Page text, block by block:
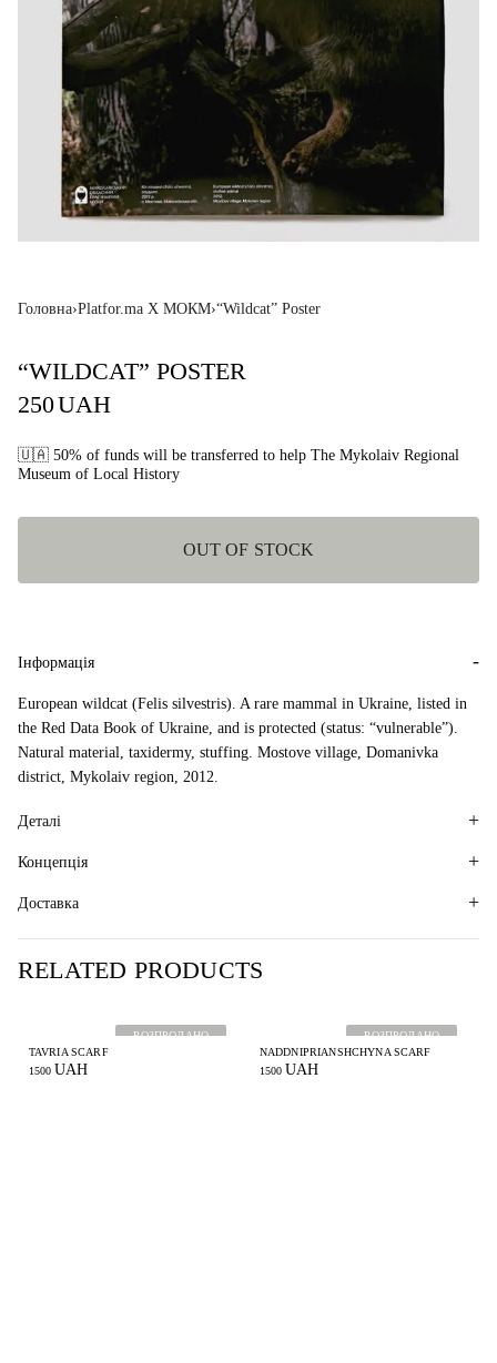
Головна›Platfor.ma X МОКМ›“Wildcat” Poster
“WILDCAT” POSTER
250UAH
🇺🇦 50% of funds will be transferred to help The Mykolaiv Regional
Museum of Local History
OUT OF STOCK
Інформація
European wildcat (Felis silvestris). A rare mammal in Ukraine, listed in
the Red Data Book of Ukraine, and is protected (status: “vulnerable”).
Natural material, taxidermy, stuffing. Mostove village, Domanivka
district, Mykolaiv region, 2012.
Деталі
Концепція
Доставка
RELATED PRODUCTS
РОЗПРОДАНО
TAVRIA SCARF
1500 UAH
РОЗПРОДАНО
NADDNIPRIANSHCHYNA SCARF
1500 UAH